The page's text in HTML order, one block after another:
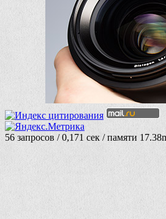
56 запросов / 0,171 сек / памяти